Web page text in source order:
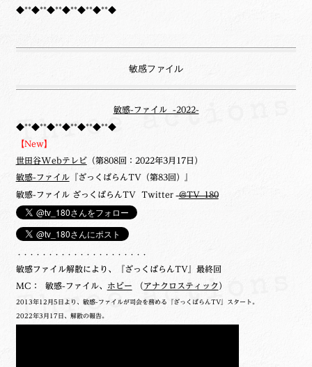
◆**◆**◆**◆**◆**◆**◆
敏感ファイル
敏感-ファイル -2022-
◆**◆**◆**◆**◆**◆**◆
【New】
世田谷Webテレビ（第808回：2022年3月17日）
敏感-ファイル『ざっくばらんTV（第83回）』
敏感-ファイル ざっくばらんTV Twitter @TV_180
・・・・・・・・・・・・・・・・・・・・・
敏感ファイル解散により、『ざっくばらんTV』最終回
MC： 敏感-ファイル、 ホビー （ アナクロスティック ）
2013年12月5日より、敏感-ファイルが司会を務める『ざっくばらんTV』スタート。
2022年3月17日、解散の報告。